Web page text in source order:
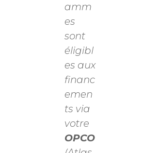
amm
es
sont
éligibl
es aux
financ
emen
ts via
votre
OPCO